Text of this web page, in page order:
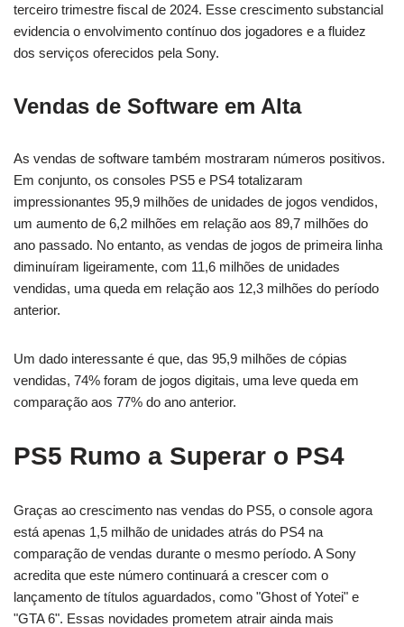
terceiro trimestre fiscal de 2024. Esse crescimento substancial
evidencia o envolvimento contínuo dos jogadores e a fluidez
dos serviços oferecidos pela Sony.
Vendas de Software em Alta
As vendas de software também mostraram números positivos.
Em conjunto, os consoles PS5 e PS4 totalizaram
impressionantes 95,9 milhões de unidades de jogos vendidos,
um aumento de 6,2 milhões em relação aos 89,7 milhões do
ano passado. No entanto, as vendas de jogos de primeira linha
diminuíram ligeiramente, com 11,6 milhões de unidades
vendidas, uma queda em relação aos 12,3 milhões do período
anterior.
Um dado interessante é que, das 95,9 milhões de cópias
vendidas, 74% foram de jogos digitais, uma leve queda em
comparação aos 77% do ano anterior.
PS5 Rumo a Superar o PS4
Graças ao crescimento nas vendas do PS5, o console agora
está apenas 1,5 milhão de unidades atrás do PS4 na
comparação de vendas durante o mesmo período. A Sony
acredita que este número continuará a crescer com o
lançamento de títulos aguardados, como "Ghost of Yotei" e
"GTA 6". Essas novidades prometem atrair ainda mais